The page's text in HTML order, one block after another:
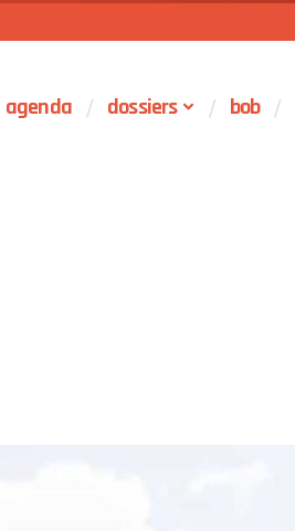
agenda dossiers bob